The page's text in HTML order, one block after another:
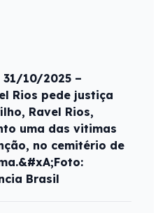
10/2025 –
Rios pede justiça
Ravel Rios,
uma das vitimas
no cemitério de
Brasil